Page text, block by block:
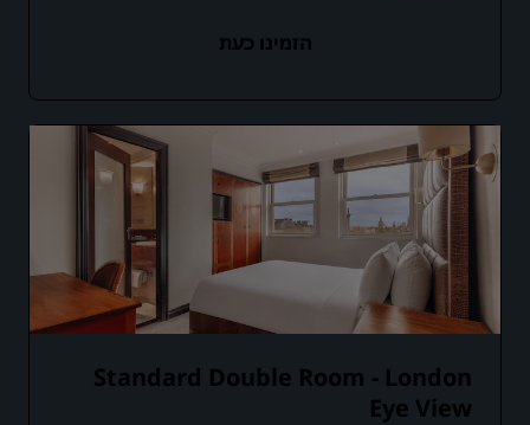
הזמינו כעת
Standard Double Room - London
Eye View